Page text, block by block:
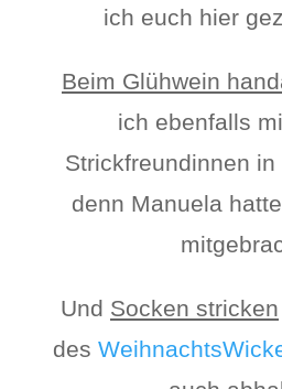
ich euch hier
Beim Glühwein
ich ebenfalls
Strickfreundinnen in
denn Manuela
Und Socken stricken
des